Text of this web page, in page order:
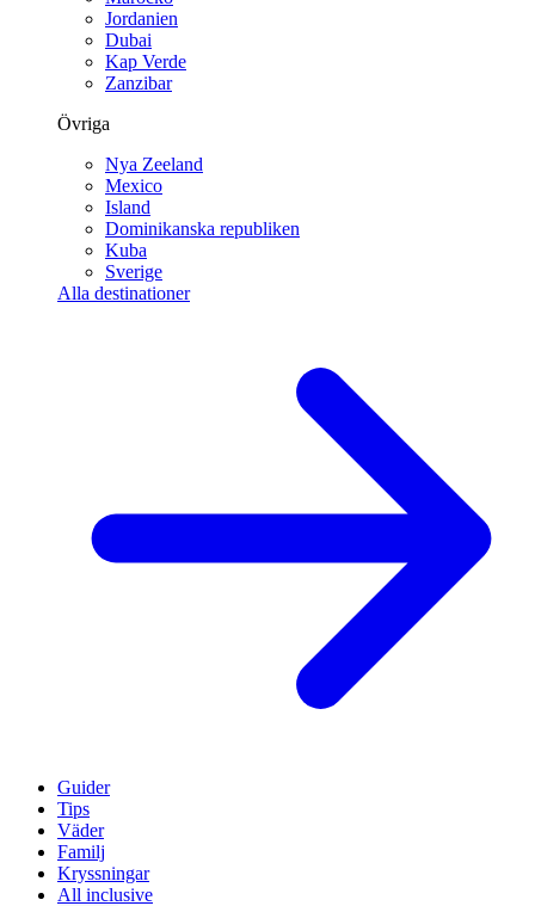
Jordanien
Dubai
Kap Verde
Zanzibar
Övriga
Nya Zeeland
Mexico
Island
Dominikanska republiken
Kuba
Sverige
Alla destinationer
Guider
Tips
Väder
Familj
Kryssningar
All inclusive